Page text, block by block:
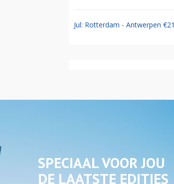
Jul: Rotterdam - Antwerpen €21
SPECIAAL VOOR JOU
DE LAATSTE EDITIES